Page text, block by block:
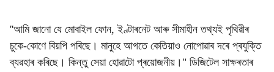
''আমি জানো যে মোবাইল ফোন, ইণ্টাৰনেট আৰু সীমাহীন তথ্যই পৃথিৱীৰ
চুকে-কোণে বিয়পি পৰিছে। মানুহে আগতে কেতিয়াও নোপোৱাৰ দৰে প্ৰযুক্তি
ব্যৱহাৰ কৰিছে। কিন্তু সেয়া হোৱাটো প্ৰয়োজনীয়।" ডিজিটেল সাক্ষৰতাৰ